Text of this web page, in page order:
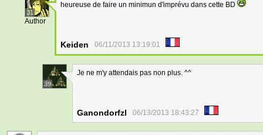
31
Author
heureuse de faire un minimun d'imprévu dans cette BD
Keiden 06/11/2013 13:19:01
39
Je ne m'y attendais pas non plus. ^^
Ganondorfzl 06/13/2013 18:43:27